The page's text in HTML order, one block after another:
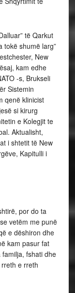
të Qarkut
tokë shumë larg”
New
kam edhe
-s, Brukseli
Sistemin
qenë klinicist
si kirurg
e Kolegjit te
Aktualisht,
i shtetit të New
Kapitulli i
por do ta
vetëm me punë
e dëshiron dhe
kam pasur fat
fshati dhe
e rreth